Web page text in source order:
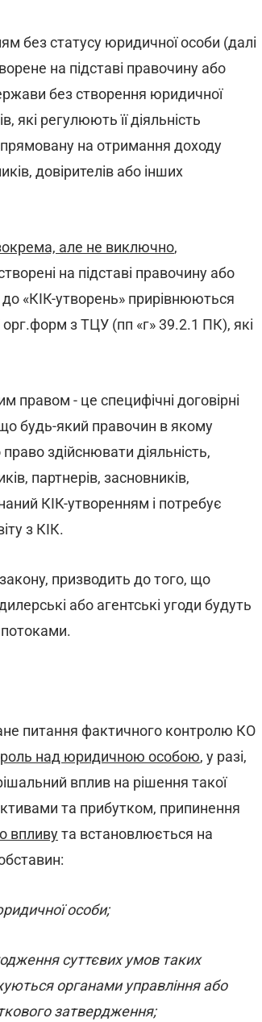
без статусу юридичної особи (далі
на підставі правочину або
без створення юридичної
які регулюють її діяльність
на отримання доходу
довірителів або інших
але не виключно,
на підставі правочину або
«КІК-утворень» прирівнюються
з ТЦУ (пп «г» 39.2.1 ПК), які
правом - це специфічні договірні
будь-який правочин в якому
здійснювати діяльність,
партнерів, засновників,
КІК-утворенням і потребує
з КІК.
призводить до того, що
або агентські угоди будуть
питання фактичного контролю КО
над юридичною особою, у разі,
вплив на рішення такої
та прибутком, припинення
впливута встановлюється на
особи;
суттєвих умов таких
органами управління або
затвердження;